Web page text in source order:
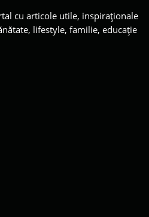
cu articole utile, inspiraționale
lifestyle, familie, educație